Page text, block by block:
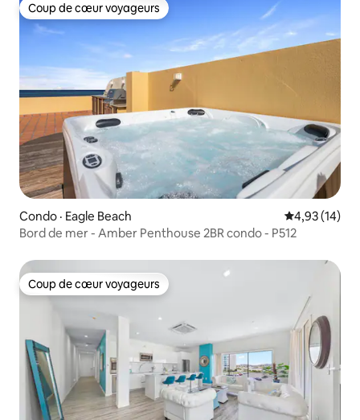
Coup de cœur voyageurs
Coup de cœur voyageurs
Condo · Eagle Beach Note
4,93 (14)
Bord de mer - Amber Penthouse 2BR condo - P512
Coup de cœur voyageurs
Coup de cœur voyageurs